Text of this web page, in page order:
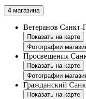
4 магазина
Ветеранов Санкт-
Показать на карте
Фотографии
Просвещения
Показать на карте
Фотографии
Гражданский
Показать на карте